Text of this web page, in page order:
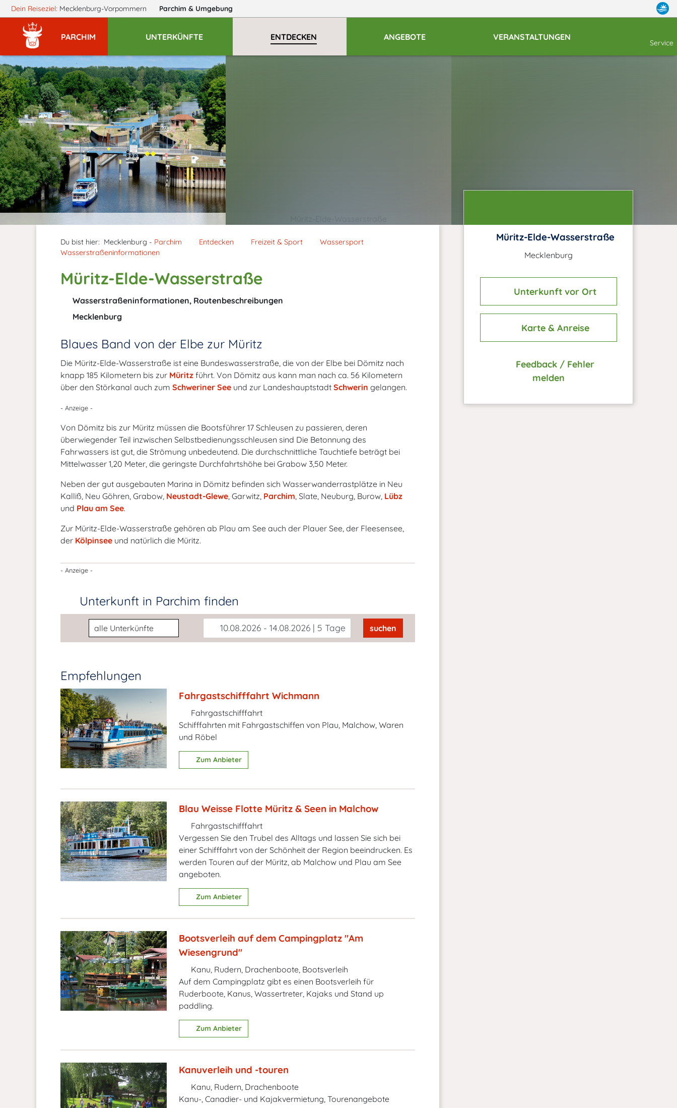
Dein Reiseziel: Mecklenburg-Vorpommern Parchim & Umgebung
PARCHIM UNTERKÜNFTE ENTDECKEN ANGEBOTE VERANSTALTUNGEN
Service
Du bist hier: Mecklenburg - Parchim Entdecken Freizeit & Sport
Wassersport
Wasserstraßeninformationen
Müritz-Elde-Wasserstraße
Wasserstraßeninformationen, Routenbeschreibungen
Mecklenburg
Blaues Band von der Elbe zur Müritz
Die Müritz-Elde-Wasserstraße ist eine Bundeswasserstraße, die von der Elbe bei Dömitz nach
knapp 185 Kilometern bis zur Müritz führt. Von Dömitz aus kann man nach ca. 56 Kilometern
über den Störkanal auch zum Schweriner See und zur Landeshauptstadt Schwerin gelangen.
- Anzeige -
Von Dömitz bis zur Müritz müssen die Bootsführer 17 Schleusen zu passieren, deren
überwiegender Teil inzwischen Selbstbedienungsschleusen sind Die Betonnung des
Fahrwassers ist gut, die Strömung unbedeutend. Die durchschnittliche Tauchtiefe beträgt bei
Mittelwasser 1,20 Meter, die geringste Durchfahrtshöhe bei Grabow 3,50 Meter.
Neben der gut ausgebauten Marina in Dömitz befinden sich Wasserwanderrastplätze in Neu
Kalliß, Neu Göhren, Grabow, Neustadt-Glewe, Garwitz, Parchim, Slate, Neuburg, Burow, Lübz
und Plau am See.
Zur Müritz-Elde-Wasserstraße gehören ab Plau am See auch der Plauer See, der Fleesensee,
der Kölpinsee und natürlich die Müritz.
- Anzeige -
Unterkunft in Parchim finden
Unterkunftsart 10.08.2026 - 14.08.2026 | 5 Tage suchen
Empfehlungen
Fahrgastschifffahrt Wichmann
Fahrgastschifffahrt
Schifffahrten mit Fahrgastschiffen von Plau, Malchow, Waren
und Röbel
Zum Anbieter
Blau Weisse Flotte Müritz & Seen in Malchow
Fahrgastschifffahrt
Vergessen Sie den Trubel des Alltags und lassen Sie sich bei
einer Schifffahrt von der Schönheit der Region beeindrucken. Es
werden Touren auf der Müritz, ab Malchow und Plau am See
angeboten.
Zum Anbieter
Bootsverleih auf dem Campingplatz "Am
Wiesengrund"
Kanu, Rudern, Drachenboote, Bootsverleih
Auf dem Campingplatz gibt es einen Bootsverleih für
Ruderboote, Kanus, Wassertreter, Kajaks und Stand up
paddling.
Zum Anbieter
Kanuverleih und -touren
Kanu, Rudern, Drachenboote
Kanu-, Canadier- und Kajakvermietung, Tourenangebote
Müritz-Elde-Wasserstraße
Mecklenburg
Unterkunft vor Ort
Karte & Anreise
Feedback / Fehler
melden